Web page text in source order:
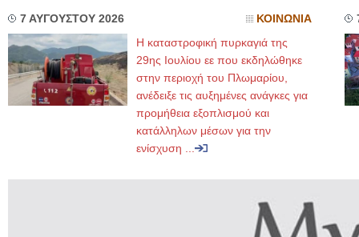
7 ΑΥΓΟΥΣΤΟΥ 2026 ΚΟΙΝΩΝΙΑ
Η καταστροφική πυρκαγιά της
29ης Ιουλίου εε που εκδηλώθηκε
στην περιοχή του Πλωμαρίου,
ανέδειξε τις αυξημένες ανάγκες για
προμήθεια εξοπλισμού και
κατάλληλων μέσων για την
ενίσχυση ...